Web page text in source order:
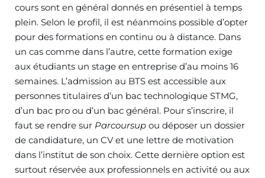
cours sont en général donnés en présentiel à temps
plein. Selon le profil, il est néanmoins possible d’opter
pour des formations en continu ou à distance. Dans
un cas comme dans l’autre, cette formation exige
aux étudiants un stage en entreprise d’au moins 16
semaines. L’admission au BTS est accessible aux
personnes titulaires d’un bac technologique STMG,
d’un bac pro ou d’un bac général. Pour s’inscrire, il
faut se rendre sur Parcoursup ou déposer un dossier
de candidature, un CV et une lettre de motivation
dans l’institut de son choix. Cette dernière option est
surtout réservée aux professionnels en activité ou aux